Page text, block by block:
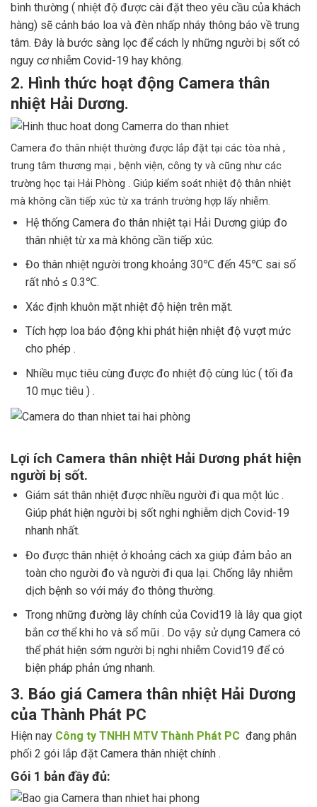
bình thường ( nhiệt độ được cài đặt theo yêu cầu của khách
hàng) sẽ cảnh báo loa và đèn nhấp nháy thông báo về trung
tâm. Đây là bước sàng lọc để cách ly những người bị sốt có
nguy cơ nhiễm Covid-19 hay không.
2. Hình thức hoạt động Camera thân
nhiệt Hải Dương.
Camera đo thân nhiệt thường được lắp đặt tại các tòa nhà ,
trung tâm thương mại , bệnh viện, công ty và cũng như các
trường học tại Hải Phòng . Giúp kiểm soát nhiệt độ thân nhiệt
mà không cần tiếp xúc từ xa tránh trường hợp lấy nhiễm.
Hệ thống Camera đo thân nhiệt tại Hải Dương giúp đo
thân nhiệt từ xa mà không cần tiếp xúc.
Đo thân nhiệt người trong khoảng 30℃ đến 45℃ sai số
rất nhỏ ≤ 0.3℃.
Xác định khuôn mặt nhiệt độ hiện trên mặt.
Tích hợp loa báo động khi phát hiện nhiệt độ vượt mức
cho phép .
Nhiều mục tiêu cùng được đo nhiệt độ cùng lúc ( tối đa
10 mục tiêu ) .
Lợi ích Camera thân nhiệt Hải Dương phát hiện
người bị sốt.
Giám sát thân nhiệt được nhiều người đi qua một lúc .
Giúp phát hiện người bị sốt nghi nghiễm dịch Covid-19
nhanh nhất.
Đo được thân nhiệt ở khoảng cách xa giúp đảm bảo an
toàn cho người đo và người đi qua lại. Chống lây nhiễm
dịch bệnh so với máy đo thông thường.
Trong những đường lây chính của Covid19 là lây qua giọt
bắn cơ thể khi ho và sổ mũi . Do vậy sử dụng Camera có
thể phát hiện sớm người bị nghi nhiễm Covid19 để có
biện pháp phản ứng nhanh.
3. Báo giá Camera thân nhiệt Hải Dương
của Thành Phát PC
Hiện nay Công ty TNHH MTV Thành Phát PC đang phân
phối 2 gói lắp đặt Camera thân nhiệt chính .
Gói 1 bản đầy đủ: